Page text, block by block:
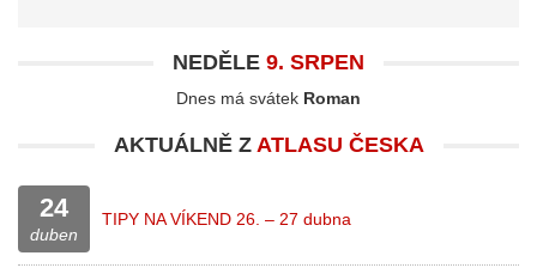
NEDĚLE 9. SRPEN
Dnes má svátek Roman
AKTUÁLNĚ Z ATLASU ČESKA
24
duben
TIPY NA VÍKEND 26. – 27 dubna